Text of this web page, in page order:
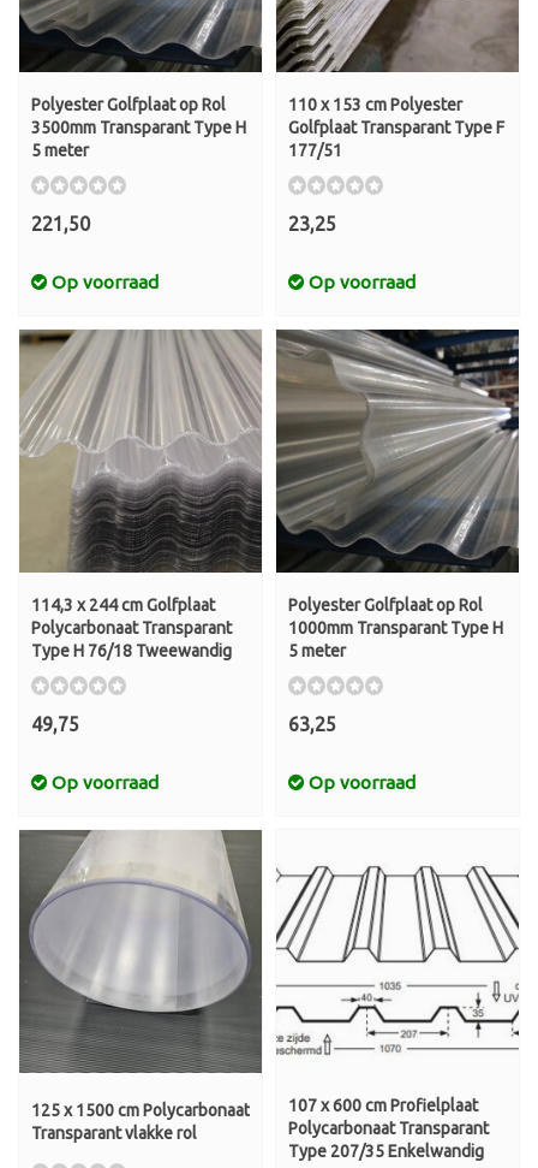
Polyester Golfplaat op Rol
3500mm Transparant Type H
5 meter
221,50
Op voorraad
110 x 153 cm Polyester
Golfplaat Transparant Type F
177/51
23,25
Op voorraad
114,3 x 244 cm Golfplaat
Polycarbonaat Transparant
Type H 76/18 Tweewandig
49,75
Op voorraad
Polyester Golfplaat op Rol
1000mm Transparant Type H
5 meter
63,25
Op voorraad
125 x 1500 cm Polycarbonaat
Transparant vlakke rol
107 x 600 cm Profielplaat
Polycarbonaat Transparant
Type 207/35 Enkelwandig